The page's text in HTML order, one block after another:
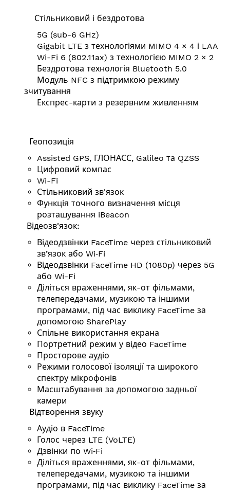
Стільниковий і бездротова
5G (sub-6 GHz)
Gigabit LTE з технологіями MIMO 4 × 4 і LAA
Wi-Fi 6 (802.11ax) з технологією MIMO 2 × 2
Бездротова технологія Bluetooth 5.0
Модуль NFC з підтримкою режиму
зчитування
Експрес-карти з резервним живленням
Геопозиція
Assisted GPS, ГЛОНАСС, Galileo та QZSS
Цифровий компас
Wi-Fi
Стільниковий зв'язок
Функція точного визначення місця
розташування iBeacon
Відеозв'язок:
Відеодзвінки FaceTime через стільниковий
зв’язок або Wi‑Fi
Відеодзвінки FaceTime HD (1080p) через 5G
або Wi-Fi
Діліться враженнями, як-от фільмами,
телепередачами, музикою та іншими
програмами, під час виклику FaceTime за
допомогою SharePlay
Спільне використання екрана
Портретний режим у відео FaceTime
Просторове аудіо
Режими голосової ізоляції та широкого
спектру мікрофонів
Масштабування за допомогою задньої
камери
Відтворення звуку
Аудіо в FaceTime
Голос через LTE (VoLTE)
Дзвінки по Wi‑Fi
Діліться враженнями, як-от фільмами,
телепередачами, музикою та іншими
програмами, під час виклику FaceTime за